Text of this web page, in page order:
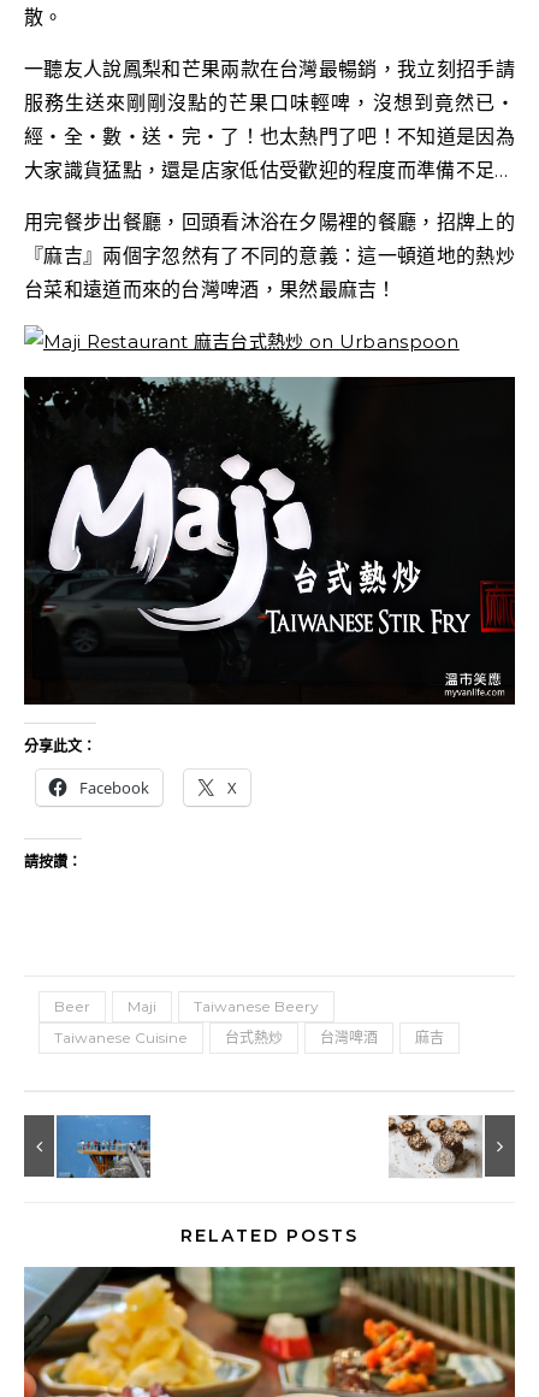
散。
一聽友人說鳳梨和芒果兩款在台灣最暢銷，我立刻招手請
服務生送來剛剛沒點的芒果口味輕啤，沒想到竟然已‧
經‧全‧數‧送‧完‧了！也太熱門了吧！不知道是因為
大家識貨猛點，還是店家低估受歡迎的程度而準備不足…
用完餐步出餐廳，回頭看沐浴在夕陽裡的餐廳，招牌上的
『麻吉』兩個字忽然有了不同的意義：這一頓道地的熱炒
台菜和遠道而來的台灣啤酒，果然最麻吉！
分享此文：
Facebook X
請按讚：
Beer Maji
Taiwanese Beery
Taiwanese Cuisine
台式熱炒 台灣啤酒 麻吉
RELATED POSTS